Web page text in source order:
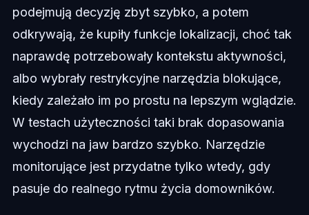
podejmują decyzję zbyt szybko, a potem
odkrywają, że kupiły funkcje lokalizacji, choć tak
naprawdę potrzebowały kontekstu aktywności,
albo wybrały restrykcyjne narzędzia blokujące,
kiedy zależało im po prostu na lepszym wglądzie.
W testach użyteczności taki brak dopasowania
wychodzi na jaw bardzo szybko. Narzędzie
monitorujące jest przydatne tylko wtedy, gdy
pasuje do realnego rytmu życia domowników.